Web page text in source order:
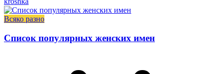
Всяко разно
Список популярных женских имен